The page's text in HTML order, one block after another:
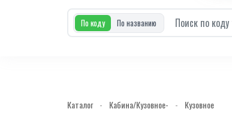
По коду По названию
Каталог - Кабина/Кузовное- - Кузовное